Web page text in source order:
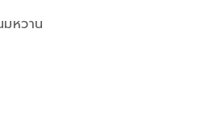
มหวาน